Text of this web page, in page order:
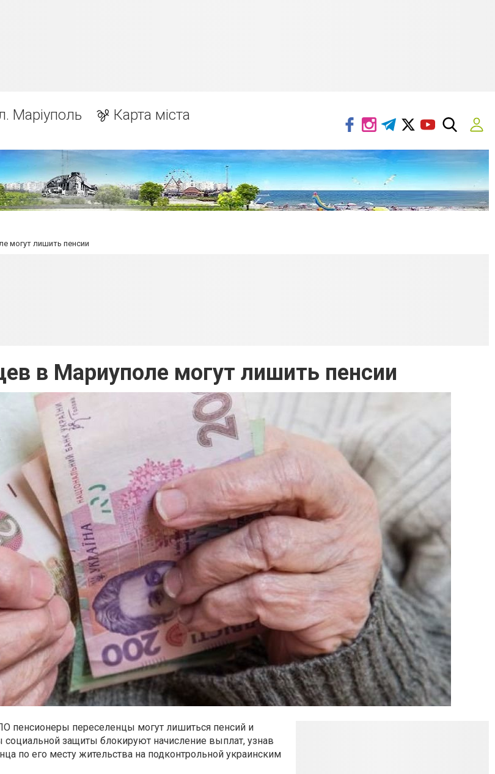
Маріуполь Карта міста
могут лишить пенсии
в Мариуполе могут лишить пенсии
переселенцы могут лишиться пенсий и
защиты блокируют начисление выплат, узнав
по его месту жительства на подконтрольной украинским